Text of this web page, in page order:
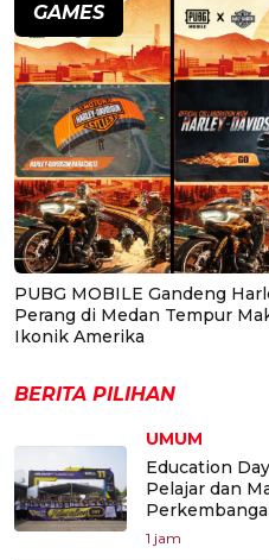
GAMES
PUBG MOBILE Gandeng
Perang di Medan Tempur
Ikonik Amerika
BERITA PILIHAN
UMUM
Education
Pelajar dan
1 jam